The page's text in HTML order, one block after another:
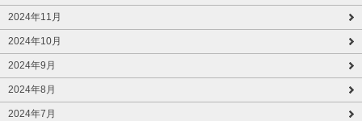
2024年11月
2024年10月
2024年9月
2024年8月
2024年7月